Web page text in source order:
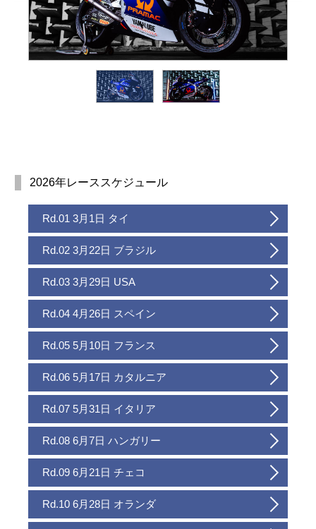
2026年レーススケジュール
Rd.01 3月1日 タイ
Rd.02 3月22日 ブラジル
Rd.03 3月29日 USA
Rd.04 4月26日 スペイン
Rd.05 5月10日 フランス
Rd.06 5月17日 カタルニア
Rd.07 5月31日 イタリア
Rd.08 6月7日 ハンガリー
Rd.09 6月21日 チェコ
Rd.10 6月28日 オランダ